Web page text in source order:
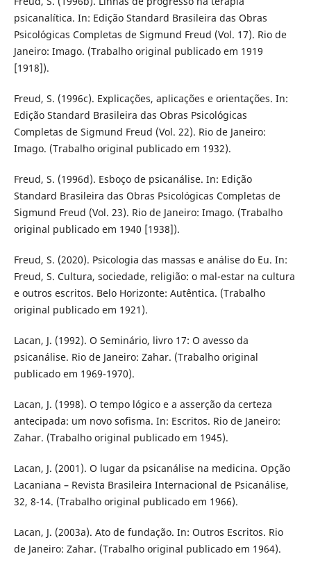
psicanalítica. In: Edição Standard Brasileira das Obras
Psicológicas Completas de Sigmund Freud (Vol. 17). Rio de
Janeiro: Imago. (Trabalho original publicado em 1919
[1918]).
Freud, S. (1996c). Explicações, aplicações e orientações. In:
Edição Standard Brasileira das Obras Psicológicas
Completas de Sigmund Freud (Vol. 22). Rio de Janeiro:
Imago. (Trabalho original publicado em 1932).
Freud, S. (1996d). Esboço de psicanálise. In: Edição
Standard Brasileira das Obras Psicológicas Completas de
Sigmund Freud (Vol. 23). Rio de Janeiro: Imago. (Trabalho
original publicado em 1940 [1938]).
Freud, S. (2020). Psicologia das massas e análise do Eu. In:
Freud, S. Cultura, sociedade, religião: o mal-estar na cultura
e outros escritos. Belo Horizonte: Autêntica. (Trabalho
original publicado em 1921).
Lacan, J. (1992). O Seminário, livro 17: O avesso da
psicanálise. Rio de Janeiro: Zahar. (Trabalho original
publicado em 1969-1970).
Lacan, J. (1998). O tempo lógico e a asserção da certeza
antecipada: um novo sofisma. In: Escritos. Rio de Janeiro:
Zahar. (Trabalho original publicado em 1945).
Lacan, J. (2001). O lugar da psicanálise na medicina. Opção
Lacaniana – Revista Brasileira Internacional de Psicanálise,
32, 8-14. (Trabalho original publicado em 1966).
Lacan, J. (2003a). Ato de fundação. In: Outros Escritos. Rio
de Janeiro: Zahar. (Trabalho original publicado em 1964).